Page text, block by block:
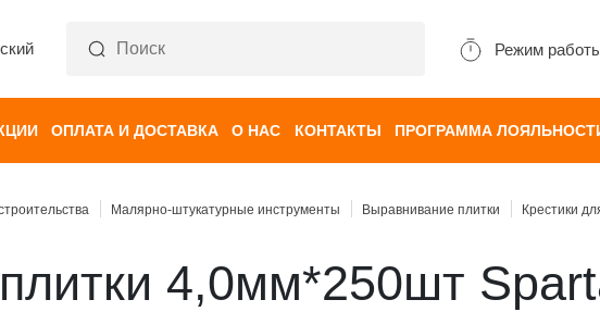
Режим
ОПЛАТА И ДОСТАВКА О НАС КОНТАКТЫ ПРОГРАММА
Малярно-штукатурные инструменты Выравнивание плитки Крестики
4,0мм*250шт